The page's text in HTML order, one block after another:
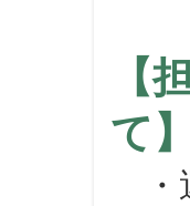
【
て】
・